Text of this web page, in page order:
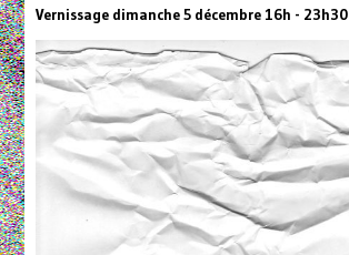
Vernissage dimanche 5 décembre 16h - 23h30